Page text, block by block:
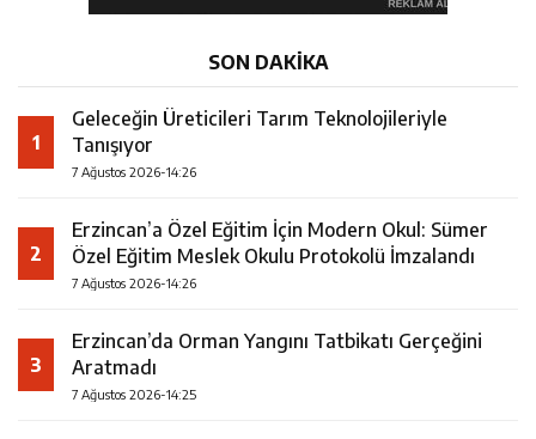
SON DAKİKA
1
Geleceğin Üreticileri Tarım Teknolojileriyle
Tanışıyor
7 Ağustos 2026-14:26
2
Erzincan’a Özel Eğitim İçin Modern Okul: Sümer
Özel Eğitim Meslek Okulu Protokolü İmzalandı
7 Ağustos 2026-14:26
3
Erzincan’da Orman Yangını Tatbikatı Gerçeğini
Aratmadı
7 Ağustos 2026-14:25